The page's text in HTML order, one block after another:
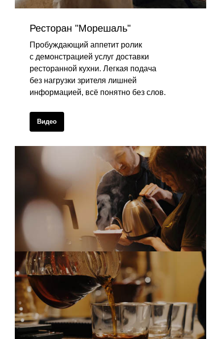
Ресторан "Морешаль"
Пробуждающий аппетит ролик
с демонстрацией услуг доставки
ресторанной кухни. Легкая подача
без нагрузки зрителя лишней
информацией, всё понятно без слов.
Видео